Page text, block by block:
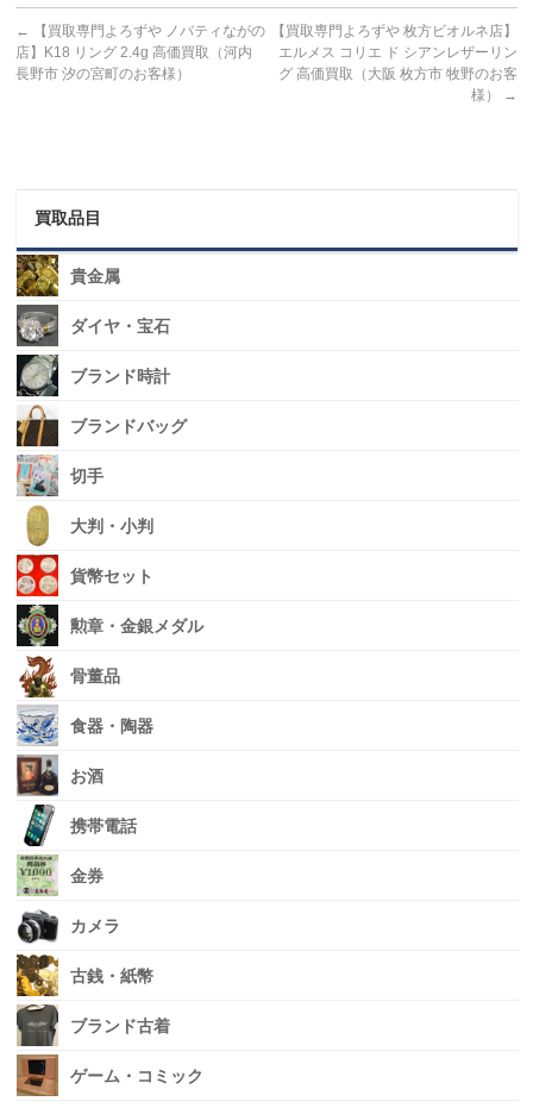
←
【買取専門よろずや ノバティながの
店】K18 リング 2.4g 高価買取（河内
長野市 汐の宮町のお客様）
【買取専門よろずや 枚方ビオルネ店】
エルメス コリエ ド シアンレザーリン
グ 高価買取（大阪 枚方市 牧野のお客
様）
→
買取品目
貴金属
ダイヤ・宝石
ブランド時計
ブランドバッグ
切手
大判・小判
貨幣セット
勲章・金銀メダル
骨董品
食器・陶器
お酒
携帯電話
金券
カメラ
古銭・紙幣
ブランド古着
ゲーム・コミック